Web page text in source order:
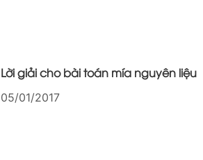
Lời giải cho bài toán mía nguyên liệu
05/01/2017